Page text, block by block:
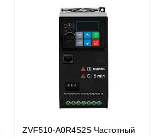
ZVF510-A0R4S2S Частотный